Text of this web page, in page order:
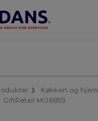
app
i appen!
Køkken og hjem
GiftRetail MO6859